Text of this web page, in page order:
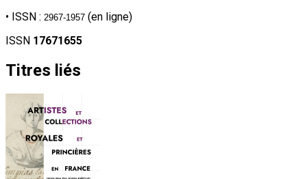
• ISSN : 2967-1957 (en ligne)
ISSN 17671655
Titres liés